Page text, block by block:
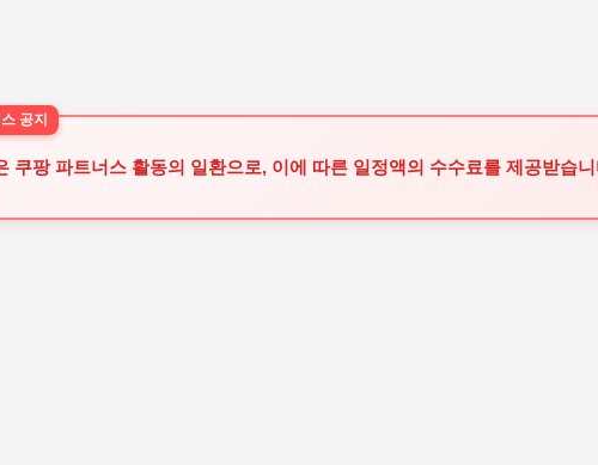
쿠팡 파트너스 활동의 일환으로, 이에 따른 일정액의 수수료를 제공받습